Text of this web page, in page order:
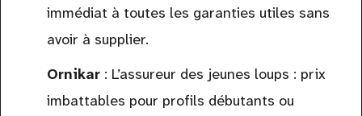
immédiat à toutes les garanties utiles sans
avoir à supplier.
Ornikar: L’assureur des jeunes loups : prix
imbattables pour profils débutants ou